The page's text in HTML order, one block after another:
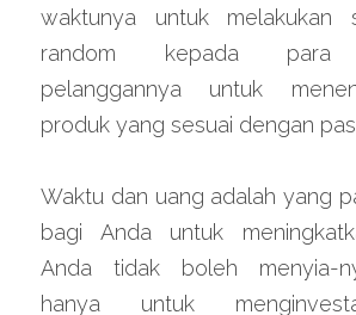
waktunya untuk melakukan
random kepada para
pelanggannya untuk
produk yang sesuai dengan
Waktu dan uang adalah yang
bagi Anda untuk
Anda tidak boleh menyia-
hanya untuk